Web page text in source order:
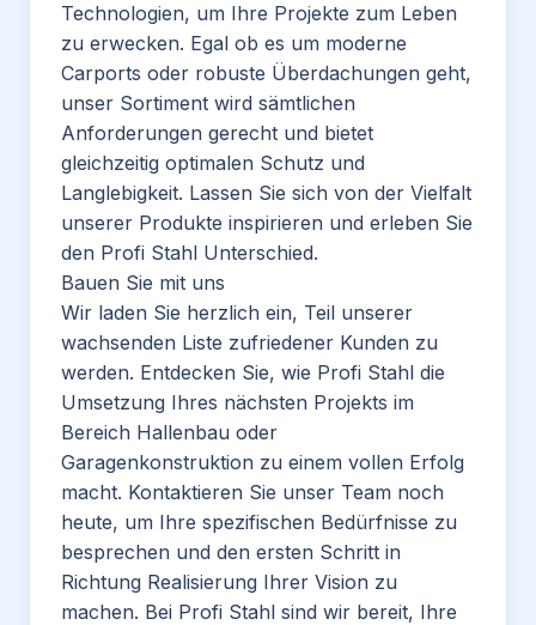
Technologien, um Ihre Projekte zum Leben
zu erwecken. Egal ob es um moderne
Carports oder robuste Überdachungen geht,
unser Sortiment wird sämtlichen
Anforderungen gerecht und bietet
gleichzeitig optimalen Schutz und
Langlebigkeit. Lassen Sie sich von der Vielfalt
unserer Produkte inspirieren und erleben Sie
den Profi Stahl Unterschied.
Bauen Sie mit uns
Wir laden Sie herzlich ein, Teil unserer
wachsenden Liste zufriedener Kunden zu
werden. Entdecken Sie, wie Profi Stahl die
Umsetzung Ihres nächsten Projekts im
Bereich Hallenbau oder
Garagenkonstruktion zu einem vollen Erfolg
macht. Kontaktieren Sie unser Team noch
heute, um Ihre spezifischen Bedürfnisse zu
besprechen und den ersten Schritt in
Richtung Realisierung Ihrer Vision zu
machen. Bei Profi Stahl sind wir bereit, Ihre